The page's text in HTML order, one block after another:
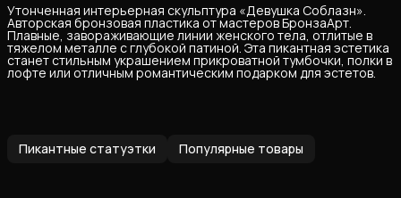
Утонченная интерьерная скульптура «Девушка Соблазн».
Авторская бронзовая пластика от мастеров БронзаАрт.
Плавные, завораживающие линии женского тела, отлитые в
тяжелом металле с глубокой патиной. Эта пикантная эстетика
станет стильным украшением прикроватной тумбочки, полки в
лофте или отличным романтическим подарком для эстетов.
Пикантные статуэтки Популярные товары